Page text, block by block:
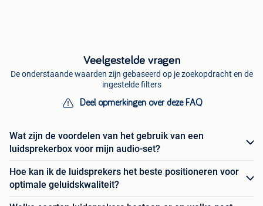
Veelgestelde vragen
De onderstaande waarden zijn gebaseerd op je zoekopdracht en de
ingestelde filters
Deel opmerkingen over deze FAQ
Wat zijn de voordelen van het gebruik van een
luidsprekerbox voor mijn audio-set?
Hoe kan ik de luidsprekers het beste positioneren voor
optimale geluidskwaliteit?